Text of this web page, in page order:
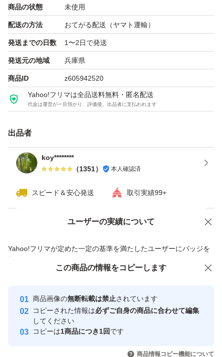
商品の状態 未使用
配送の方法 おてがる配送（ヤマト運輸）
発送までの日数 1〜2日で発送
発送元の地域 兵庫県
商品ID z605942520
Yahoo!フリマは全品送料無料・匿名配送
代金は運営が一旦預かり、評価後、出品者に支払われます
出品者
koy********
（1351） 本人確認済
スピード＆安心発送 取引実績99+
ユーザーの実績について
Yahoo!フリマが定めた一定の基準を満たしたユーザーにバッジを
付与しています
安心取引出品者
心・安全なユーザーです
取引実績
引を完了させた実績があります
価格の相談 商品への質問
この商品の情報をコピーします
商品画像の無断転載は禁止されています
コピーされた情報は必ずご自身の商品に合わせて編集
してください
コピーは1商品につき1回です
商品情報コピー機能について
この商品をみている人にオススメ